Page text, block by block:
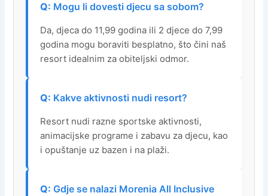
Mogu li dovesti djecu sa sobom?
Da, djeca do 11,99 godina ili 2 djece do 7,99
godina mogu boraviti besplatno, što čini naš
resort idealnim za obiteljski odmor.
Kakve aktivnosti nudi resort?
Resort nudi razne sportske aktivnosti,
animacijske programe i zabavu za djecu, kao
i opuštanje uz bazen i na plaži.
Gdje se nalazi Morenia All Inclusive